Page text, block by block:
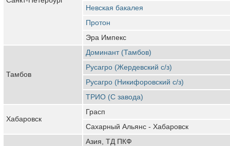
Невская бакалея
Протон
Эра Импекс
Тамбов
Доминант (Тамбов)
Русагро (Жердевский с/з)
Русагро (Никифоровский с/з)
ТРИО (С завода)
Хабаровск
Грасп
Сахарный Альянс - Хабаровск
Азия, ТД ПКФ